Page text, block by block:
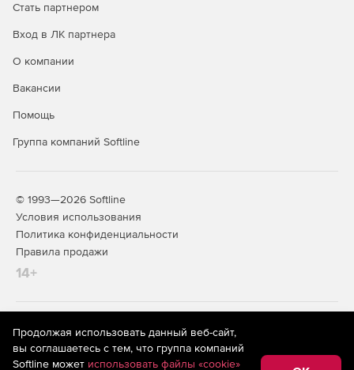
приложениям на двухфакторную программно-
аппаратную аутентификацию.
Аутентификация при доступе к почтовым серверам,
администрировании и т. п.
Стать партнером
Вход в ЛК партнера
О компании
Вакансии
Помощь
Группа компаний Softline
© 1993—2026 Softline
Условия использования
Политика конфиденциальности
Правила продажи
14+
На информационном ресурсе store.softline.ru применяются
рекомендательные технологии
(информационные технологии
предоставления информации на основе сбора,
систематизации и анализа сведений, относящихся к
Продолжая использовать данный веб-сайт,
вы соглашаетесь с тем, что группа компаний
Softline может использовать файлы «cookie»